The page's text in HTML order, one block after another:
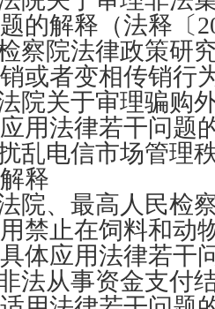
的解释 （法释〔
察院法律政策研
或者变相传销行
院关于审理骗购
用法律若干问题
乱电信市场管理
释
院、最高人民检
禁止在饲料和动
体应用法律若干
法从事资金支付